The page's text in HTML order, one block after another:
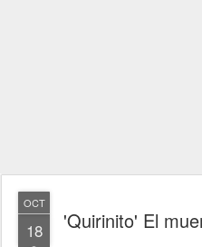
OCT
18 'Quirinito' El